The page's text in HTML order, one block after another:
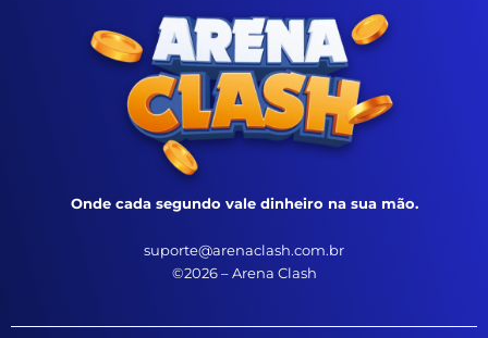
Onde cada segundo vale dinheiro na sua mão.
suporte@arenaclash.com.br
©2026 – Arena Clash